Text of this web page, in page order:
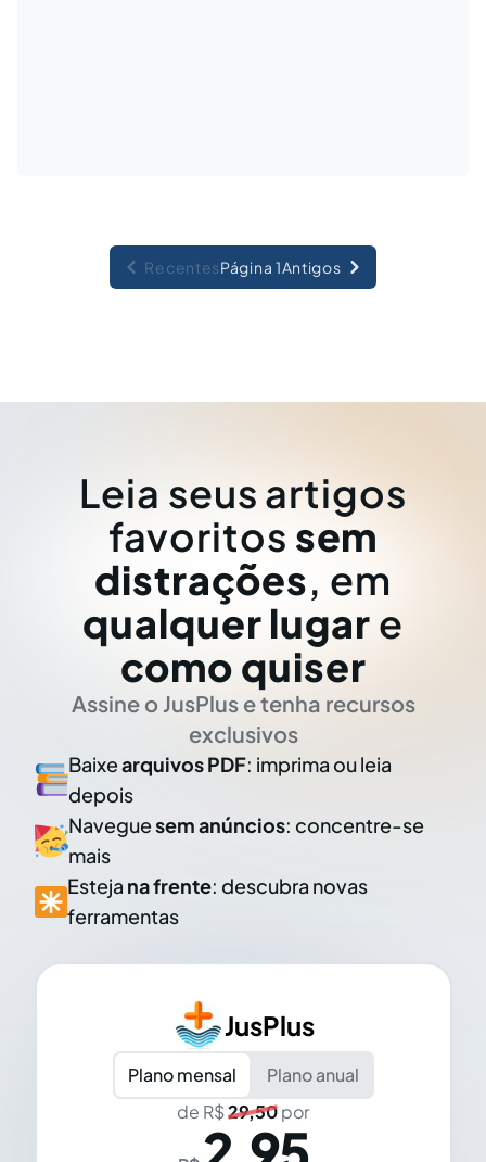
RecentesPágina 1Antigos
Leia seus artigos
favoritos sem
distrações, em
qualquer lugar e
como quiser
Assine o JusPlus e tenha recursos
exclusivos
Baixearquivos PDF: imprima ou leia
depois
Naveguesem anúncios: concentre-se
mais
Esteja na frente: descubra novas
ferramentas
JusPlus
Plano mensal
Plano anual
de R$29,50por